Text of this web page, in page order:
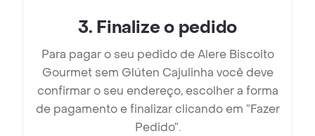
3. Finalize o pedido
Para pagar o seu pedido de Alere Biscoito
Gourmet sem Glúten Cajulinha você deve
confirmar o seu endereço, escolher a forma
de pagamento e finalizar clicando em ”Fazer
Pedido”.